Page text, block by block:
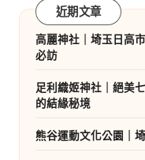
近期文章
高麗神社｜埼玉日高
必訪
足利織姬神社｜絕美
的結緣秘境
熊谷運動文化公園｜